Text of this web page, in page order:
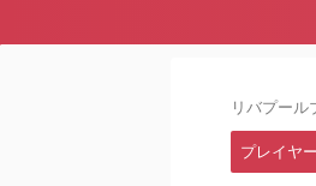
リバプー
プレイヤー